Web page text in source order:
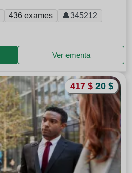
436 exames 👤345212
Ver ementa
417 $ 20 $